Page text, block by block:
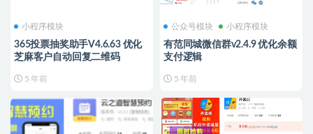
小程序模块
365投票抽奖助手V4.6.63 优化
芝麻客户自动回复二维码
5 年前
公众号模块 小程序模块
有范同城微信群v2.4.9 优化余额
支付逻辑
5 年前